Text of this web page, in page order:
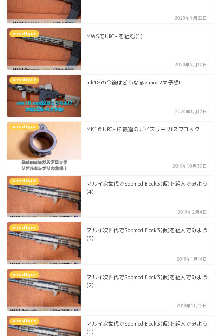
2020年9月22日
airsoftgun MWSでURG-Iを組む(1)
2020年9月10日
airsoftgun mk18の今後はどうなる? mod2大予想!
2020年1月17日
airsoftgun MK16 URG-Iに最適のガイズリー ガスブロック
2019年10月30日
airsoftgun
マルイ次世代でSopmod Block3(仮)を組んでみよう
(4)
2019年2月4日
airsoftgun
マルイ次世代でSopmod Block3(仮)を組んでみよう
(3)
2019年1月16日
airsoftgun
マルイ次世代でSopmod Block3(仮)を組んでみよう
(2)
2019年1月12日
airsoftgun
マルイ次世代でSopmod Block3(仮)を組んでみよう
(1)